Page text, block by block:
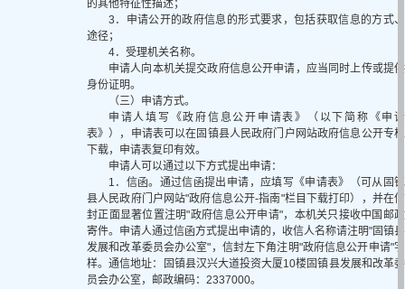
的其他特征性描述；
3．申请公开的政府信息的形式要求，包括获取信息的方式、
途径；
4．受理机关名称。
申请人向本机关提交政府信息公开申请，应当同时上传或提供
身份证明。
（三）申请方式。
申请人填写《政府信息公开申请表》（以下简称《申请
表》），申请表可以在固镇县人民政府门户网站政府信息公开专栏
下载，申请表复印有效。
申请人可以通过以下方式提出申请：
1．信函。通过信函提出申请，应填写《申请表》（可从固镇
县人民政府门户网站"政府信息公开-指南"栏目下载打印），并在信
封正面显著位置注明"政府信息公开申请"，本机关只接收中国邮政
寄件。申请人通过信函方式提出申请的，收信人名称请注明"固镇县
发展和改革委员会办公室"，信封左下角注明"政府信息公开申请"字
样。通信地址：固镇县汉兴大道投资大厦10楼固镇县发展和改革委
员会办公室，邮政编码：2337000。